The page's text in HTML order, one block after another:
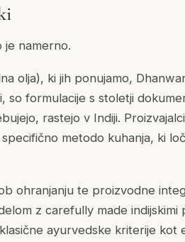
je namerno.
olja), ki jih ponujamo,
so formulacije s stoletji
rastejo v Indiji.
metodo kuhanja, ki
ohranjanju te proizvodne
z carefully made indijskimi
ayurvedske kriterije kot